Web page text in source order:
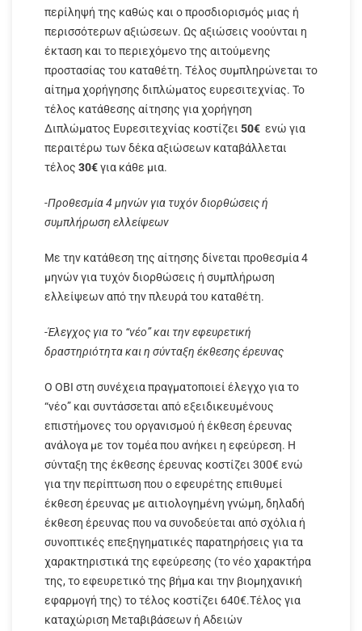
περίληψή της καθώς και ο προσδιορισμός μιας ή
περισσότερων αξιώσεων. Ως αξιώσεις νοούνται η
έκταση και το περιεχόμενο της αιτούμενης
προστασίας του καταθέτη. Τέλος συμπληρώνεται το
αίτημα χορήγησης διπλώματος ευρεσιτεχνίας. Το
τέλος κατάθεσης αίτησης για χορήγηση
Διπλώματος Ευρεσιτεχνίας κοστίζει 50€ ενώ για
περαιτέρω των δέκα αξιώσεων καταβάλλεται
τέλος 30€για κάθε μια.
-Προθεσμία 4 μηνών για τυχόν διορθώσεις ή
συμπλήρωση ελλείψεων
Με την κατάθεση της αίτησης δίνεται προθεσμία 4
μηνών για τυχόν διορθώσεις ή συμπλήρωση
ελλείψεων από την πλευρά του καταθέτη.
-Έλεγχος για το “νέο” και την εφευρετική
δραστηριότητα και η σύνταξη έκθεσης έρευνας
Ο ΟΒΙ στη συνέχεια πραγματοποιεί έλεγχο για το
“νέο” και συντάσσεται από εξειδικευμένους
επιστήμονες του οργανισμού ή έκθεση έρευνας
ανάλογα με τον τομέα που ανήκει η εφεύρεση. Η
σύνταξη της έκθεσης έρευνας κοστίζει 300€ ενώ
για την περίπτωση που ο εφευρέτης επιθυμεί
έκθεση έρευνας με αιτιολογημένη γνώμη, δηλαδή
έκθεση έρευνας που να συνοδεύεται από σχόλια ή
συνοπτικές επεξηγηματικές παρατηρήσεις για τα
χαρακτηριστικά της εφεύρεσης (το νέο χαρακτήρα
της, το εφευρετικό της βήμα και την βιομηχανική
εφαρμογή της) το τέλος κοστίζει 640€.Τέλος για
καταχώριση Μεταβιβάσεων ή Αδειών